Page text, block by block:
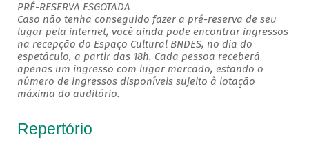
PRÉ-RESERVA ESGOTADA
Caso não tenha conseguido fazer a pré-reserva de seu
lugar pela internet, você ainda pode encontrar ingressos
na recepção do Espaço Cultural BNDES, no dia do
espetáculo, a partir das 18h. Cada pessoa receberá
apenas um ingresso com lugar marcado, estando o
número de ingressos disponíveis sujeito à lotação
máxima do auditório.
Repertório